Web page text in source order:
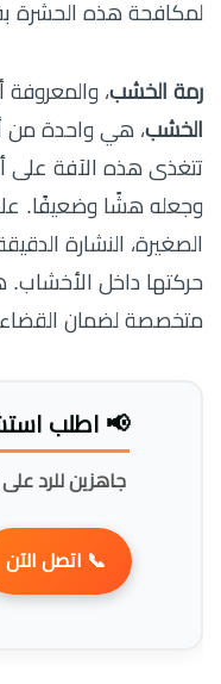
لمكافحة هذه الحشرة
رمة الخشب، والمعروفة
الخشب، هي واحدة من
تتغذى هذه الآفة على
وجعله هشًا وضعيفًا.
الصغيرة، النشارة
حركتها داخل الأخشاب.
متخصصة لضمان
📢 اطلب
جاهزين للرد على
📞 اتصل الآن